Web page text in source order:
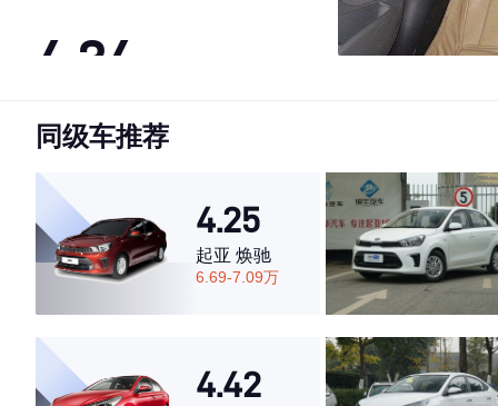
4.34
·外观表现较为优秀，优于54%同级车
·空间表现较为优秀，优于51%同级车
同级车推荐
4.25
起亚 焕驰
6.69-7.09万
4.42